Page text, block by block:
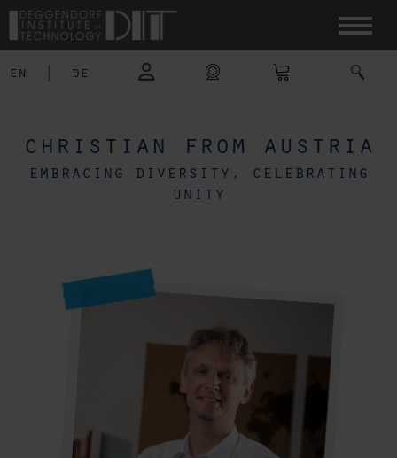
en de
christian from austria
embracing diversity, celebrating
unity